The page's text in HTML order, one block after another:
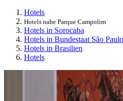
Hotels
Hotels nahe Parque Campolim
Hotels in Sorocaba
Hotels in Bundestaat São Paulo
Hotels in Brasilien
Hotels